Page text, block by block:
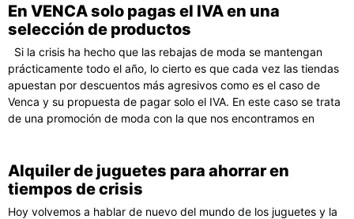
En VENCA solo pagas el IVA en una
selección de productos
Si la crisis ha hecho que las rebajas de moda se mantengan
prácticamente todo el año, lo cierto es que cada vez las tiendas
apuestan por descuentos más agresivos como es el caso de
Venca y su propuesta de pagar solo el IVA. En este caso se trata
de una promoción de moda con la que nos encontramos en
Alquiler de juguetes para ahorrar en
tiempos de crisis
Hoy volvemos a hablar de nuevo del mundo de los juguetes y la